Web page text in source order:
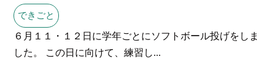
できごと
６月１１・１２日に学年ごとにソフトボール投げをしま
した。 この日に向けて、練習し...